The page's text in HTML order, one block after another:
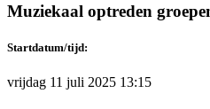
Muziekaal optreden
Startdatum/tijd:
vrijdag 11 juli 2025 13:15